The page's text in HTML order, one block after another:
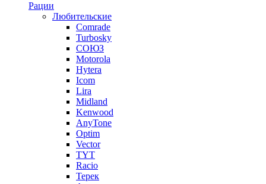
Рации
Любительские
Comrade
Turbosky
СОЮЗ
Motorola
Hytera
Icom
Lira
Midland
Kenwood
AnyTone
Optim
Vector
TYT
Racio
Терек